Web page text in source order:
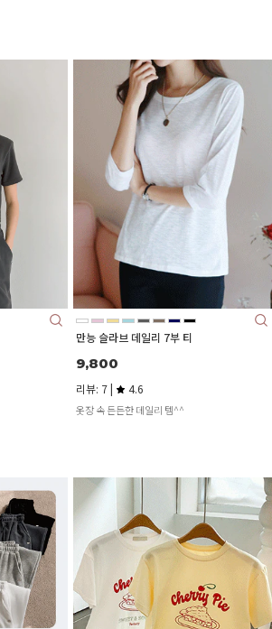
만능 슬라브 데일리 7부 티
9,800
리뷰: 7 | 4.6
옷장 속 든든한 데일리 템^^